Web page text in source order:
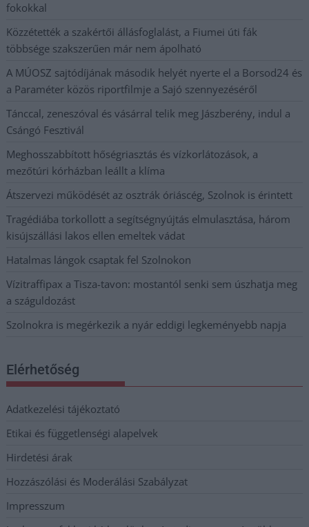
fokokkal
Közzétették a szakértői állásfoglalást, a Fiumei úti fák
többsége szakszerűen már nem ápolható
A MÚOSZ sajtódíjának második helyét nyerte el a Borsod24 és
a Paraméter közös riportfilmje a Sajó szennyezéséről
Tánccal, zeneszóval és vásárral telik meg Jászberény, indul a
Csángó Fesztivál
Meghosszabbított hőségriasztás és vízkorlátozások, a
mezőtúri kórházban leállt a klíma
Átszervezi működését az osztrák óriáscég, Szolnok is érintett
Tragédiába torkollott a segítségnyújtás elmulasztása, három
kisújszállási lakos ellen emeltek vádat
Hatalmas lángok csaptak fel Szolnokon
Vízitraffipax a Tisza-tavon: mostantól senki sem úszhatja meg
a száguldozást
Szolnokra is megérkezik a nyár eddigi legkeményebb napja
Elérhetőség
Adatkezelési tájékoztató
Etikai és függetlenségi alapelvek
Hirdetési árak
Hozzászólási és Moderálási Szabályzat
Impresszum